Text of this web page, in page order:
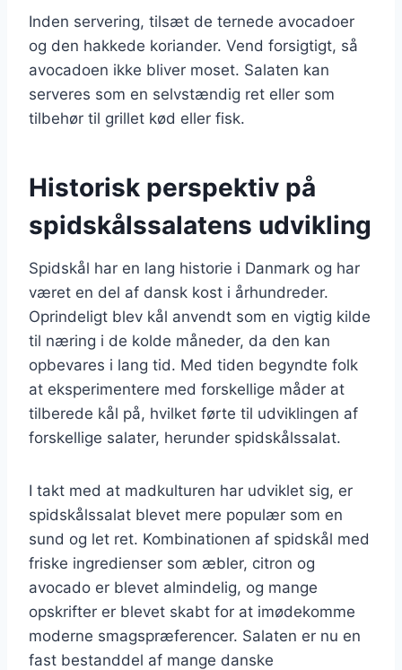
Inden servering, tilsæt de ternede avocadoer
og den hakkede koriander. Vend forsigtigt, så
avocadoen ikke bliver moset. Salaten kan
serveres som en selvstændig ret eller som
tilbehør til grillet kød eller fisk.
Historisk perspektiv på
spidskålssalatens udvikling
Spidskål har en lang historie i Danmark og har
været en del af dansk kost i århundreder.
Oprindeligt blev kål anvendt som en vigtig kilde
til næring i de kolde måneder, da den kan
opbevares i lang tid. Med tiden begyndte folk
at eksperimentere med forskellige måder at
tilberede kål på, hvilket førte til udviklingen af
forskellige salater, herunder spidskålssalat.
I takt med at madkulturen har udviklet sig, er
spidskålssalat blevet mere populær som en
sund og let ret. Kombinationen af spidskål med
friske ingredienser som æbler, citron og
avocado er blevet almindelig, og mange
opskrifter er blevet skabt for at imødekomme
moderne smagspræferencer. Salaten er nu en
fast bestanddel af mange danske